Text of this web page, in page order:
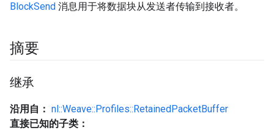
BlockSend 消息用于将数据块从发送者传输到接收者。
摘要
继承
沿用自： nl::Weave::Profiles::RetainedPacketBuffer
直接已知的子类：